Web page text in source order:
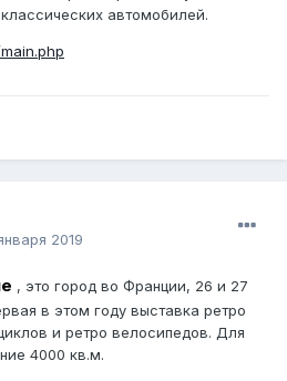
автомобилей.
2019
, это город во Франции, 26 и 27
в этом году выставка ретро
и ретро велосипедов. Для
4000 кв.м.